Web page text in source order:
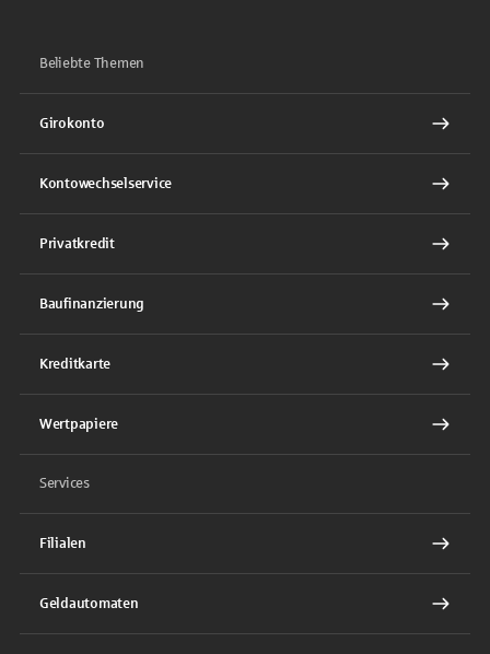
Beliebte Themen
Girokonto
Kontowechselservice
Privatkredit
Baufinanzierung
Kreditkarte
Wertpapiere
Services
Filialen
Geldautomaten